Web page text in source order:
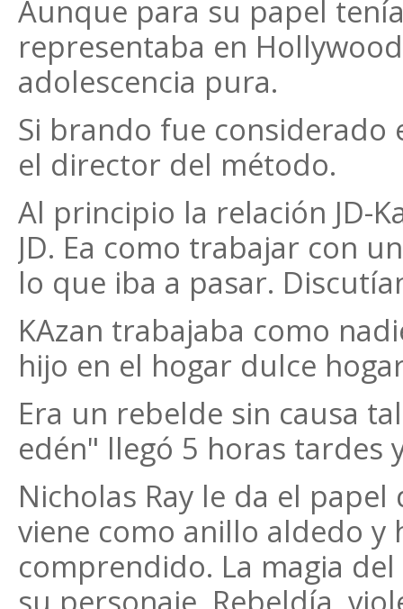
Aunque para su papel
representaba en
adolescencia pura.
Si brando fue considerado
el director del método.
Al principio la relación JD-
JD. Ea como trabajar con
lo que iba a pasar.
KAzan trabajaba como
hijo en el hogar dulce
Era un rebelde sin causa
edén" llegó 5 horas
Nicholas Ray le da el
viene como anillo aldedo y
comprendido. La magia